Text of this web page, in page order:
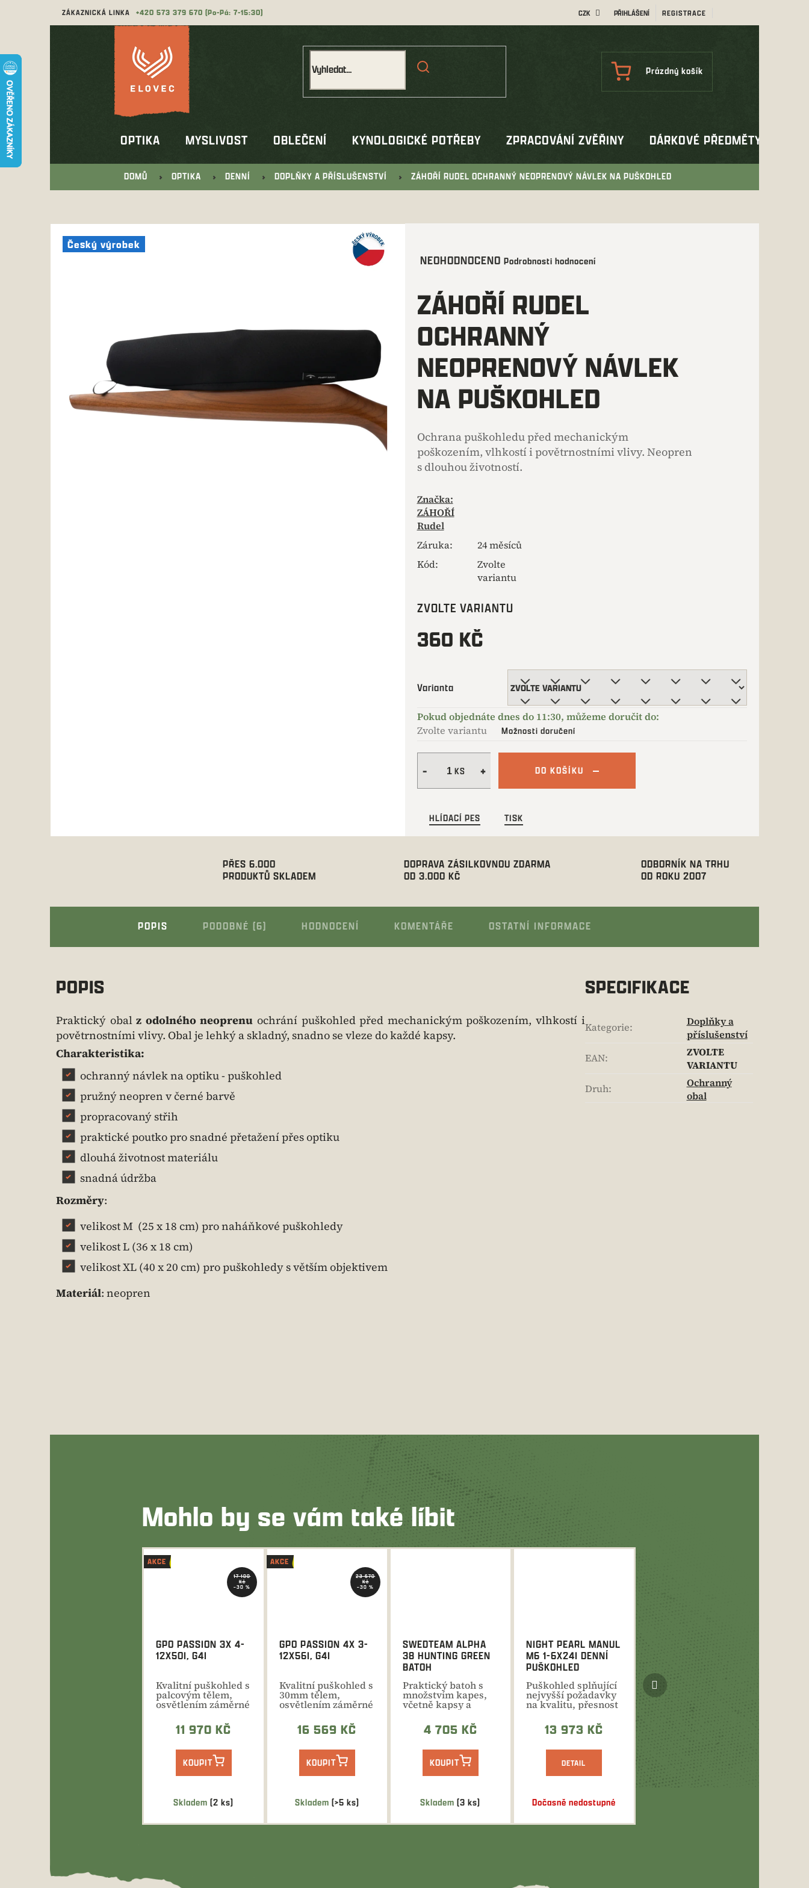
ZÁKAZNICKÁ LINKA 573 379 670 CZK PŘIHLÁŠENÍ REGISTRACE
NÁKUPNÍ
Prázdný košík
OPTIKA MYSLIVOST OBLEČENÍ KYNOLOGICKÉ POTŘEBY ZPRACOVÁNÍ ZVĚŘINY DÁRKOVÉ PŘEDMĚTY
DOMŮ OPTIKA DENNÍ DOPLŇKY A PŘÍSLUŠENSTVÍ ZÁHOŘÍ RUDEL OCHRANNÝ NEOPRENOVÝ NÁVLEK NA PUŠKOHLED
Český výrobek
Český výrobek
Průměrné
je
0,0
z
NEOHODNOCENO Podrobnosti hodnocení
ZÁHOŘÍ RUDEL
OCHRANNÝ
NEOPRENOVÝ NÁVLEK
NA PUŠKOHLED
Ochrana puškohledu před mechanickým
poškozením, vlhkostí i povětrnostními vlivy. Neopren
s dlouhou životností.
Značka:
ZÁHOŘÍ
Rudel
Záruka:
24 měsíců
Kód:
Zvolte
variantu
ZVOLTE VARIANTU
360 KČ
Varianta
Zvolte variantu Možnosti doručení
DO KOŠÍKU
HLÍDACÍ PES TISK
PŘES 6.000
PRODUKTŮ SKLADEM
DOPRAVA ZÁSILKOVNOU ZDARMA
OD 3.000 KČ
ODBORNÍK NA TRHU
OD ROKU 2007
POPIS PODOBNÉ (6) HODNOCENÍ KOMENTÁŘE OSTATNÍ INFORMACE
POPIS
Praktický obalz odolného neoprenu ochrání puškohled před mechanickým poškozením, vlhkostí i
povětrnostními vlivy. Obal je lehký a skladný, snadno se vleze do každé kapsy.
Charakteristika:
ochranný návlek na optiku - puškohled
pružný neopren v černé barvě
propracovaný střih
praktické poutko pro snadné přetažení přes optiku
dlouhá životnost materiálu
snadná údržba
Rozměry:
velikost M (25 x 18 cm) pro naháňkové puškohledy
velikost L (36 x 18 cm)
velikost XL (40 x 20 cm) pro puškohledy s větším objektivem
Materiál: neopren
SPECIFIKACE
Kategorie:
Doplňky a
příslušenství
EAN:
ZVOLTE
VARIANTU
Druh:
Ochranný
obal
Mohlo by se vám také líbit
AKCE
17 100
Kč
–30 %
Skladem(2 ks)
GPO PASSION 3X 4-
12X50I, G4I
Kvalitní puškohled s
palcovým tělem,
osvětlením záměrné
11 970 KČ
KOUPIT
AKCE
23 670
Kč
–30 %
Skladem (>5 ks)
GPO PASSION 4X 3-
12X56I, G4I
Kvalitní puškohled s
30mm tělem,
osvětlením záměrné
nadstandardními...
16 569 KČ
KOUPIT
Skladem(3 ks)
SWEDTEAM ALPHA
38 HUNTING GREEN
BATOH
Praktický batoh s
množstvím kapes,
včetně kapsy a
úchytu pro přenos
zbraně....
4 705 KČ
KOUPIT
Dočasně nedostupné
NIGHT PEARL MANUL
M6 1-6X24I DENNÍ
PUŠKOHLED
Puškohled splňující
nejvyšší požadavky
na kvalitu, přesnost
i odolnost....
13 973 KČ
DETAIL
Další
produkt